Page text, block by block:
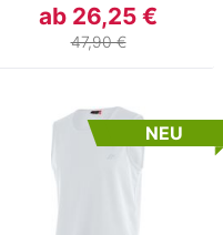
ab 26,25 €
47,90 €
NEU